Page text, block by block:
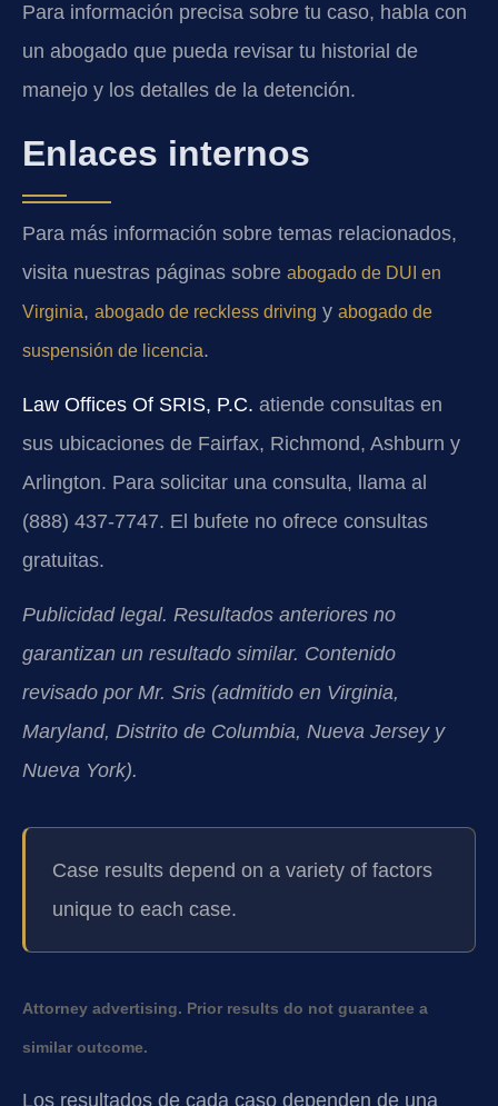
Para información precisa sobre tu caso, habla con
un abogado que pueda revisar tu historial de
manejo y los detalles de la detención.
Enlaces internos
Para más información sobre temas relacionados,
visita nuestras páginas sobre abogado de DUI en
Virginia, abogado de reckless driving y abogado de
suspensión de licencia.
Law Offices Of SRIS, P.C. atiende consultas en
sus ubicaciones de Fairfax, Richmond, Ashburn y
Arlington. Para solicitar una consulta, llama al
(888) 437-7747. El bufete no ofrece consultas
gratuitas.
Publicidad legal. Resultados anteriores no
garantizan un resultado similar. Contenido
revisado por Mr. Sris (admitido en Virginia,
Maryland, Distrito de Columbia, Nueva Jersey y
Nueva York).
Case results depend on a variety of factors
unique to each case.
Attorney advertising. Prior results do not guarantee a
similar outcome.
Los resultados de cada caso dependen de una